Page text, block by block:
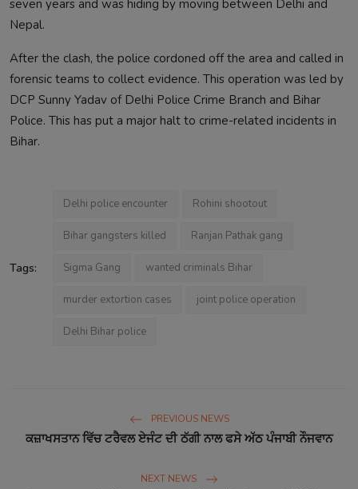
seven years and was hiding by moving between Delhi and
Nepal.
After the clash, the police cordoned off the area and called in
forensic teams to collect evidence. This operation was led by
DCP Sunny Yadav of Delhi Police Crime Branch and Bihar
Police. This has put a major halt to crime-related incidents in
Bihar.
Tags:
Delhi police encounter Rohini shootout
Bihar gangsters killed Ranjan Pathak gang
Sigma Gang wanted criminals Bihar
murder extortion cases joint police operation
Delhi Bihar police
PREVIOUS NEWS
ਕਜ਼ਾਖਸਤਾਨ ਵਿੱਚ ਟਰੈਵਲ ਏਜੰਟ ਦੀ ਠੱਗੀ ਨਾਲ ਫਸੇ ਅੱਠ ਪੰਜਾਬੀ ਨੌਜਵਾਨ
NEXT NEWS